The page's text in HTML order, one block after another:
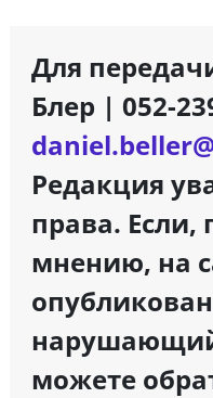
Для
Блер | 052-
Редакция
права.
мнению, на
можете